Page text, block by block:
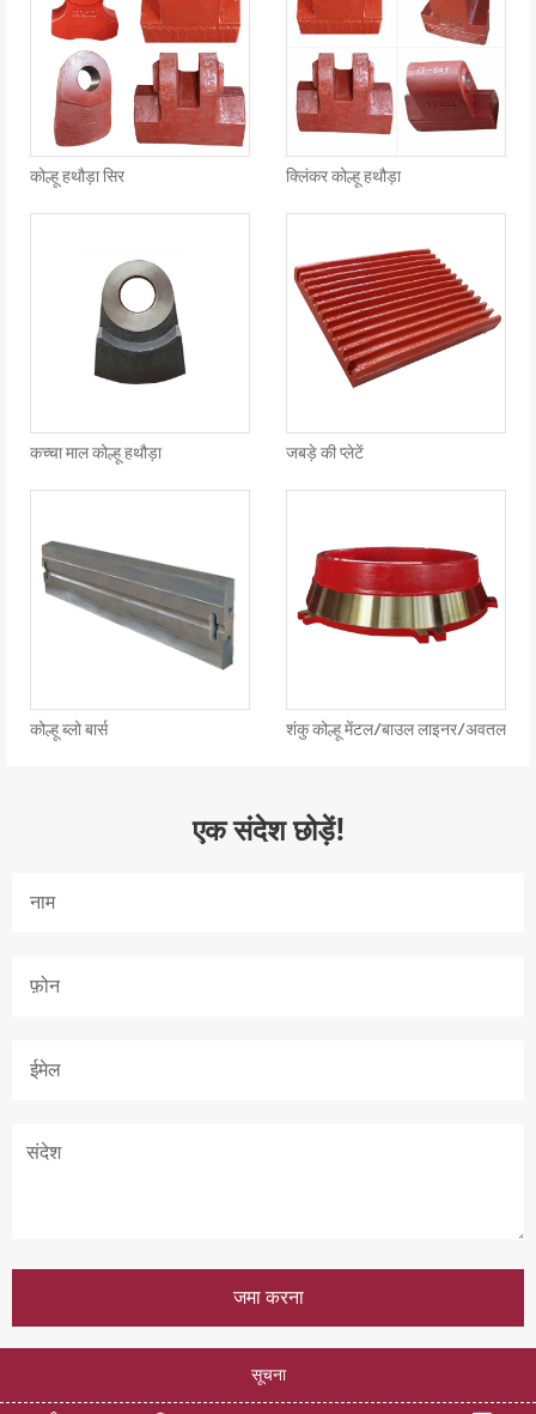
कोल्हू हथौड़ा सिर क्लिंकर कोल्हू हथौड़ा
कच्चा माल कोल्हू हथौड़ा जबड़े की प्लेटें
कोल्हू ब्लो बार्स शंकु कोल्हू मेंटल/बाउल लाइनर/अवतल
एक संदेश छोड़ें!
कॉपीराइट © 2012-2034 झिलि न्यू मटेरियल सभी अधिकार सुरक्षित
सूचना